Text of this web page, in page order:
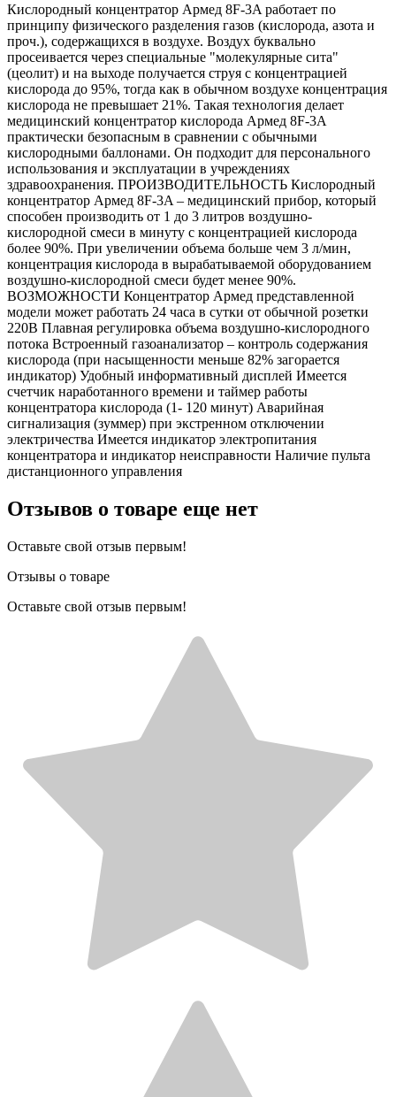
Кислородный концентратор Армед 8F-3A работает по
принципу физического разделения газов (кислорода, азота и
проч.), содержащихся в воздухе. Воздух буквально
просеивается через специальные "молекулярные сита"
(цеолит) и на выходе получается струя с концентрацией
кислорода до 95%, тогда как в обычном воздухе концентрация
кислорода не превышает 21%. Такая технология делает
медицинский концентратор кислорода Армед 8F-3A
практически безопасным в сравнении с обычными
кислородными баллонами. Он подходит для персонального
использования и эксплуатации в учреждениях
здравоохранения. ПРОИЗВОДИТЕЛЬНОСТЬ Кислородный
концентратор Армед 8F-3A – медицинский прибор, который
способен производить от 1 до 3 литров воздушно-
кислородной смеси в минуту с концентрацией кислорода
более 90%. При увеличении объема больше чем 3 л/мин,
концентрация кислорода в вырабатываемой оборудованием
воздушно-кислородной смеси будет менее 90%.
ВОЗМОЖНОСТИ Концентратор Армед представленной
модели может работать 24 часа в сутки от обычной розетки
220В Плавная регулировка объема воздушно-кислородного
потока Встроенный газоанализатор – контроль содержания
кислорода (при насыщенности меньше 82% загорается
индикатор) Удобный информативный дисплей Имеется
счетчик наработанного времени и таймер работы
концентратора кислорода (1- 120 минут) Аварийная
сигнализация (зуммер) при экстренном отключении
электричества Имеется индикатор электропитания
концентратора и индикатор неисправности Наличие пульта
дистанционного управления
Отзывов о товаре еще нет
Оставьте свой отзыв первым!
Отзывы о товаре
Оставьте свой отзыв первым!